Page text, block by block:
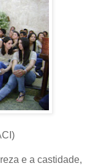
e a castidade,